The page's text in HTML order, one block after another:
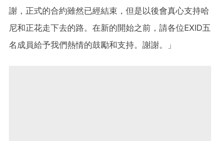
謝，正式的合約雖然已經結束，但是以後會真心支持哈
尼和正花走下去的路。在新的開始之前，請各位EXID五
名成員給予我們熱情的鼓勵和支持。謝謝。」